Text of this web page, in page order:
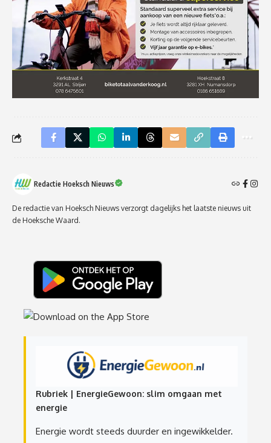
Redactie Hoeksch Nieuws
De redactie van Hoeksch Nieuws verzorgt dagelijks het laatste nieuws uit
de Hoeksche Waard.
Rubriek | EnergieGewoon: slim omgaan met
energie
Energie wordt steeds duurder en ingewikkelder.